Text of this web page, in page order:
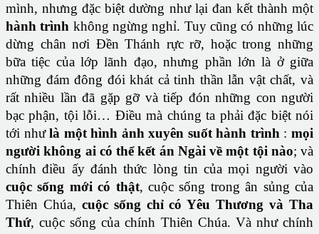
mình, nhưng đặc biệt dường như lại đan kết thành một
hành trình không ngừng nghỉ. Tuy cũng có những lúc
dừng chân nơi Đền Thánh rực rỡ, hoặc trong những
bữa tiệc của lớp lãnh đạo, nhưng phần lớn là ở giữa
những đám đông đói khát cả tinh thần lẫn vật chất, và
rất nhiều lần đã gặp gỡ và tiếp đón những con người
bạc phận, tội lỗi… Điều mà chúng ta phải đặc biệt nói
tới nhưlà một hình ảnh xuyên suốt hành trình:mọi
người không ai có thể kết án Ngài về một tội nào; và
chính điều ấy đánh thức lòng tin của mọi người vào
cuộc sống mới có thật, cuộc sống trong ân sủng của
Thiên Chúa, cuộc sống chỉ có Yêu Thương và Tha
Thứ, cuộc sống của chính Thiên Chúa. Và như chính